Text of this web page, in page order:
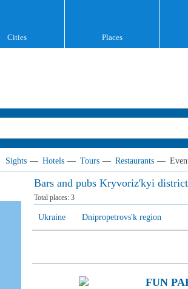
Cities Places
Sights — Hotels — Tours — Restaurants —
Bars and pubs Kryvoriz'kyi district
Total places: 3
Ukraine Dnipropetrovs'k region
FUN